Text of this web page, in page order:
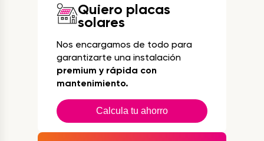
Quiero placas
solares
Nos encargamos de todo para
garantizarte una instalación
premium y rápida con
mantenimiento.
Calcula tu ahorro